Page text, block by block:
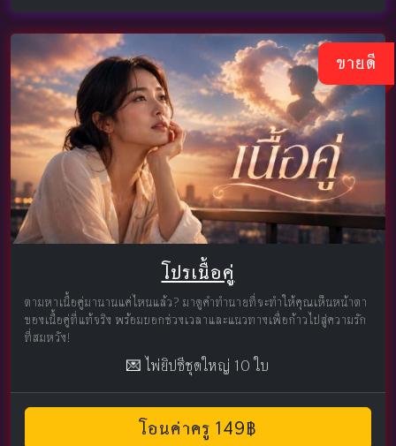
ขายดี
โปรเนื้อคู่
ตามหาเนื้อคู่มานานแค่ไหนแล้ว? มาดูคำทำนายที่จะทำให้คุณเห็นหน้าตา
ของเนื้อคู่ที่แท้จริง พร้อมบอกช่วงเวลาและแนวทางเพื่อก้าวไปสู่ความรัก
ที่สมหวัง!
💌 ไพ่ยิปซีชุดใหญ่ 10 ใบ
โอนค่าครู 149฿